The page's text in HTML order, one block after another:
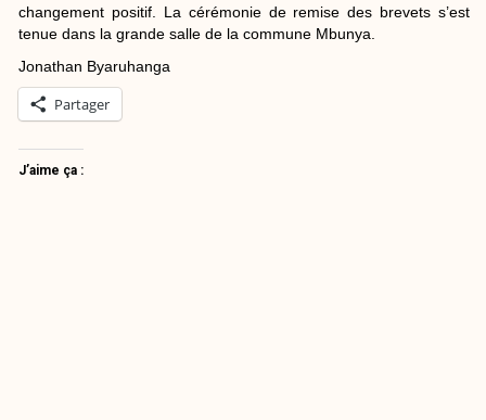
changement positif. La cérémonie de remise des brevets s’est
tenue dans la grande salle de la commune Mbunya.
Jonathan Byaruhanga
Partager
J’aime ça :